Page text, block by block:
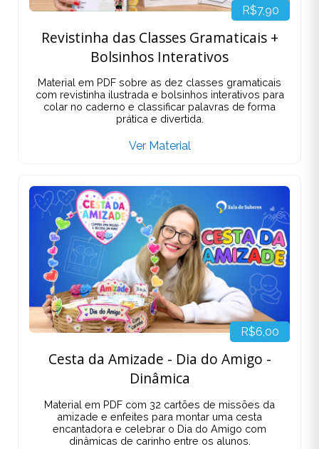
R$7,90
Revistinha das Classes Gramaticais +
Bolsinhos Interativos
Material em PDF sobre as dez classes gramaticais
com revistinha ilustrada e bolsinhos interativos para
colar no caderno e classificar palavras de forma
prática e divertida.
Ver Material
R$6,00
Cesta da Amizade - Dia do Amigo -
Dinâmica
Material em PDF com 32 cartões de missões da
amizade e enfeites para montar uma cesta
encantadora e celebrar o Dia do Amigo com
dinâmicas de carinho entre os alunos.